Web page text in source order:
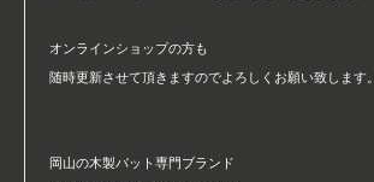
オンラインショップの方も
随時更新させて頂きますのでよろしくお願い致します。
岡山の木製バット専門ブランド